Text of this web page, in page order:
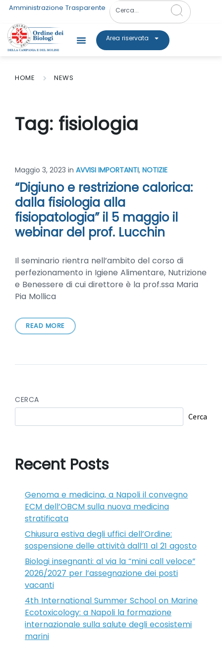
Amministrazione Trasparente
Area riservata
HOME NEWS
Tag: fisiologia
Maggio 3, 2023 in AVVISI IMPORTANTI, NOTIZIE
“Digiuno e restrizione calorica:
dalla fisiologia alla
fisiopatologia” il 5 maggio il
webinar del prof. Lucchin
Il seminario rientra nell’ambito del corso di
perfezionamento in Igiene Alimentare, Nutrizione
e Benessere di cui direttore è la prof.ssa Maria
Pia Mollica
READ MORE
CERCA
Cerca
Recent Posts
Genoma e medicina, a Napoli il convegno
ECM dell’OBCM sulla nuova medicina
stratificata
Chiusura estiva degli uffici dell’Ordine:
sospensione delle attività dall’11 al 21 agosto
Biologi insegnanti: al via la “mini call veloce”
2026/2027 per l’assegnazione dei posti
vacanti
4th International Summer School on Marine
Ecotoxicology: a Napoli la formazione
internazionale sulla salute degli ecosistemi
marini